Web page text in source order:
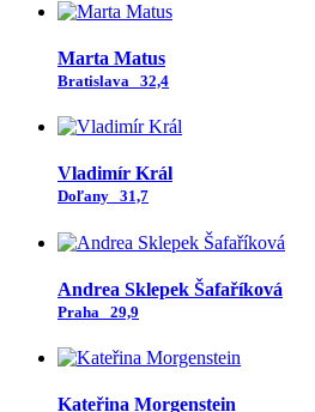
Marta Matus
Bratislava 32,4
Vladimír Král
Doľany 31,7
Andrea Sklepek Šafaříková
Praha 29,9
Kateřina Morgenstein